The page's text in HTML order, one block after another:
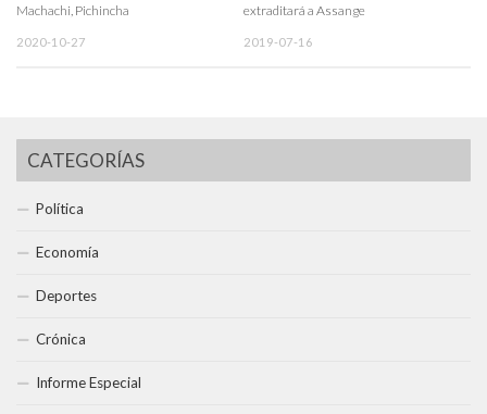
Machachi, Pichincha
2020-10-27
extraditará a Assange
2019-07-16
CATEGORÍAS
Política
Economía
Deportes
Crónica
Informe Especial